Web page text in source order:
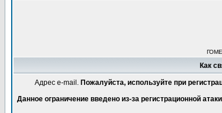
Как
Адрес e-mail. Пожалуйста, используйте при
Данное ограничение введено из-за регистрационной